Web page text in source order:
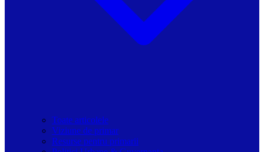
Toate articolele
Viziune de primar
Resurse pentru primarii